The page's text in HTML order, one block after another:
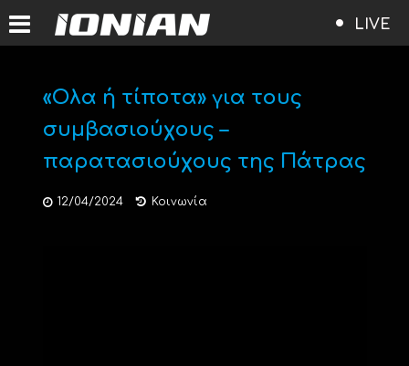
LIVE
«Ολα ή τίποτα» για τους
συμβασιούχους –
παρατασιούχους της Πάτρας
12/04/2024 Κοινωνία